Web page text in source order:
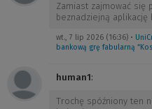
Zamiast zajmować się
beznadziejną
wt., 7 lip 2026 (16:36) •
bankową grę fabularną
human1:
Trochę spóźniony ten